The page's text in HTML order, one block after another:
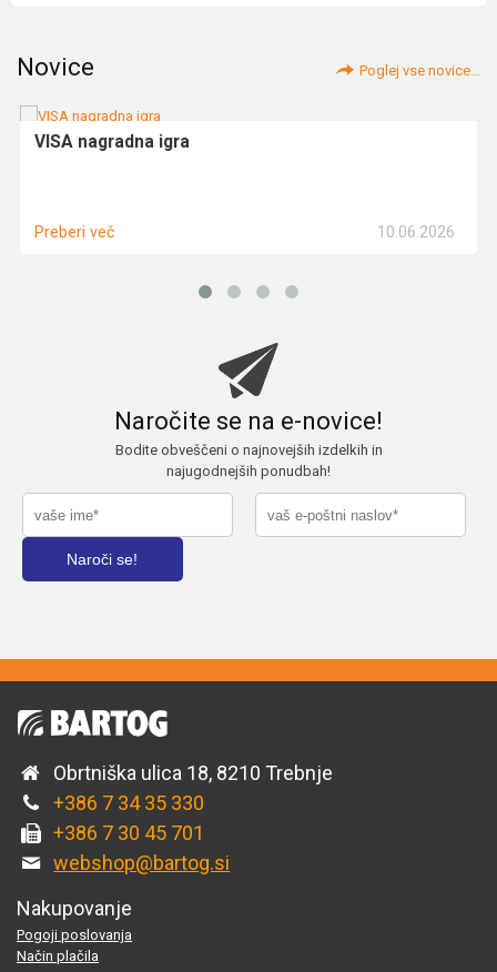
Novice Poglej vse novice...
VISA nagradna igra
10.06.2026
Preberi več
Naročite se na e-novice!
Bodite obveščeni o najnovejših izdelkih in
najugodnejših ponudbah!
Obrtniška ulica 18, 8210 Trebnje
+386 7 34 35 330
+386 7 30 45 701
webshop@bartog.si
Nakupovanje
Pogoji poslovanja
Način plačila